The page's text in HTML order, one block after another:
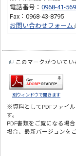
電話番号：0968-41-
Fax：0968-43-8795
お問い合わせフォーム
このマークがついて
別ウィンドウで開きます
※資料としてPDFファイ
す。
PDF書類をご覧になる場合
場合、最新バージョンを